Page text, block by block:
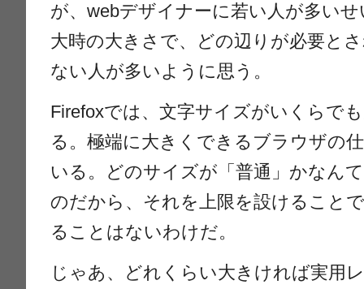
が、webデザイナーに若い人が多い
大時の大きさで、どの辺りが必要と
ない人が多いように思う。
Firefoxでは、文字サイズがいくらで
る。極端に大きくできるブラウザの
いる。どのサイズが「普通」かなん
のだから、それを上限を設けること
ることはないわけだ。
じゃあ、どれくらい大きければ実用